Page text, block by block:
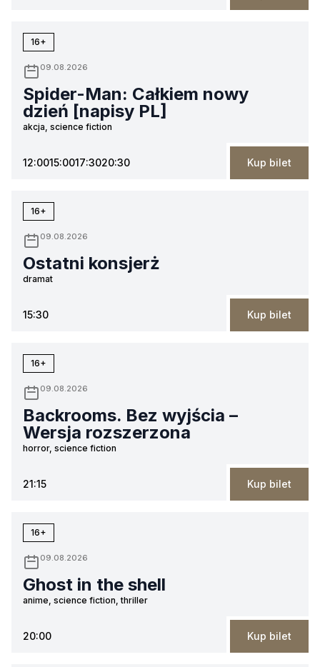
16+
09.08.2026
Spider-Man: Całkiem nowy
dzień [napisy PL]
akcja, science fiction
12:0015:0017:3020:30 Kup bilet
16+
09.08.2026
Ostatni konsjerż
dramat
15:30 Kup bilet
16+
09.08.2026
Backrooms. Bez wyjścia –
Wersja rozszerzona
horror, science fiction
21:15 Kup bilet
16+
09.08.2026
Ghost in the shell
anime, science fiction, thriller
20:00 Kup bilet